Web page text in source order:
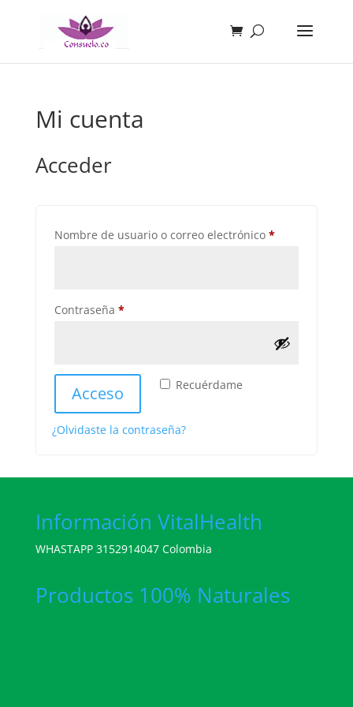
Mi cuenta
Acceder
Nombre de usuario o correo electrónico *Obligatorio
Contraseña *Obligatorio
Recuérdame
Acceso
¿Olvidaste la contraseña?
Información VitalHealth
WHASTAPP 3152914047 Colombia
Productos 100% Naturales